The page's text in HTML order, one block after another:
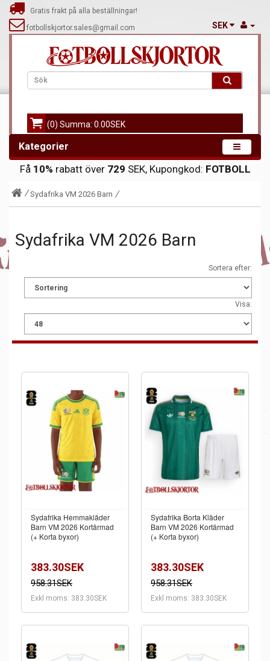
Gratis frakt på alla beställningar!
fotbollskjortor.sales@gmail.com
SEK
(0) Summa: 0.00SEK
Kategorier
Få 10% rabatt över 729 SEK, Kupongkod: FOTBOLL
Sydafrika VM 2026 Barn
Sydafrika VM 2026 Barn
Sortera efter:
Visa:
Sydafrika Hemmakläder
Barn VM 2026 Kortärmad
(+ Korta byxor)
383.30SEK
958.31SEK
Exkl moms: 383.30SEK
Sydafrika Borta Kläder
Barn VM 2026 Kortärmad
(+ Korta byxor)
383.30SEK
958.31SEK
Exkl moms: 383.30SEK